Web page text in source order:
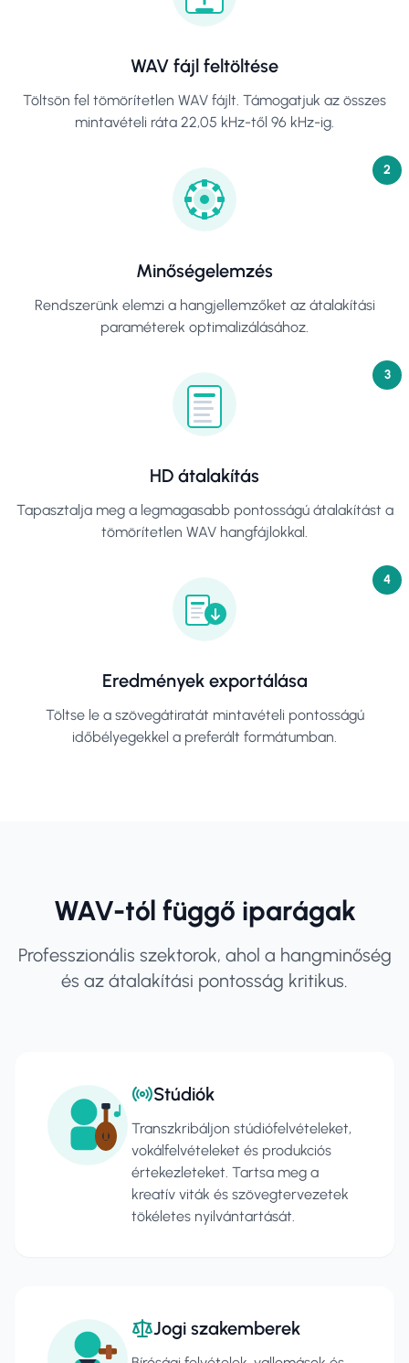
WAV fájl feltöltése
Töltsön fel tömörítetlen WAV fájlt. Támogatjuk az összes
mintavételi ráta 22,05 kHz-től 96 kHz-ig.
2
Minőségelemzés
Rendszerünk elemzi a hangjellemzőket az átalakítási
paraméterek optimalizálásához.
3
HD átalakítás
Tapasztalja meg a legmagasabb pontosságú átalakítást a
tömörítetlen WAV hangfájlokkal.
4
Eredmények exportálása
Töltse le a szövegátiratát mintavételi pontosságú
időbélyegekkel a preferált formátumban.
WAV-tól függő iparágak
Professzionális szektorok, ahol a hangminőség
és az átalakítási pontosság kritikus.
Stúdiók
Transzkribáljon stúdiófelvételeket,
vokálfelvételeket és produkciós
értekezleteket. Tartsa meg a
kreatív viták és szövegtervezetek
tökéletes nyilvántartását.
Jogi szakemberek